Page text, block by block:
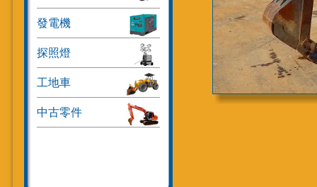
發電機
探照燈
工地車
中古零件